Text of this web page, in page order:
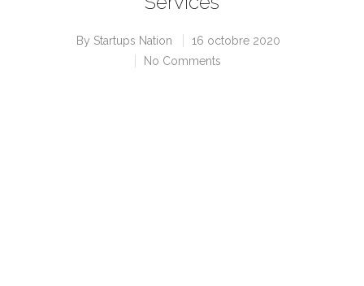
By Startups Nation
16 octobre 2020
No Comments